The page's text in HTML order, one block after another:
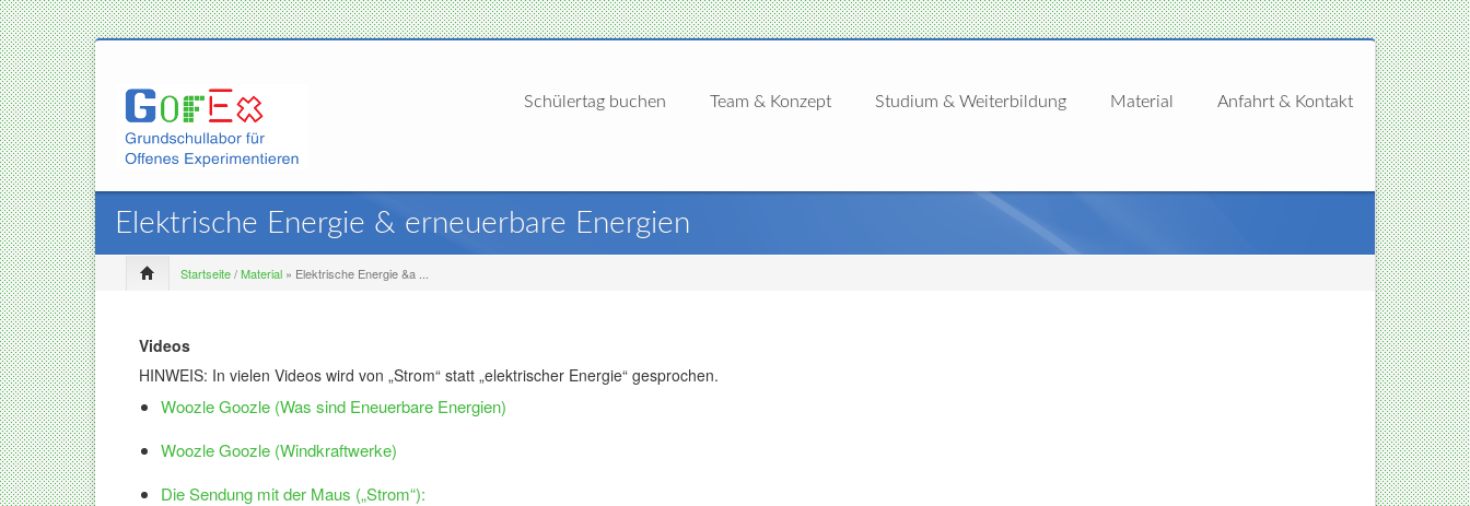
Schülertag buchen Team & Konzept Studium & Weiterbildung Material Anfahrt & Kontakt
Elektrische Energie & erneuerbare Energien
Startseite/Material » Elektrische Energie &a ...
Videos
HINWEIS: In vielen Videos wird von „Strom“ statt „elektrischer Energie“ gesprochen.
WoozleGoozle (Was sind Eneuerbare Energien)
WoozleGoozle (Windkraftwerke)
Die Sendung mit der Maus („Strom“):